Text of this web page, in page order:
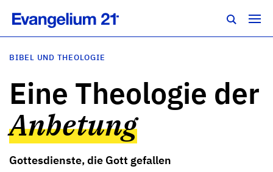
BIBEL UND THEOLOGIE
Eine Theologie der
Anbetung
Gottesdienste, die Gott gefallen